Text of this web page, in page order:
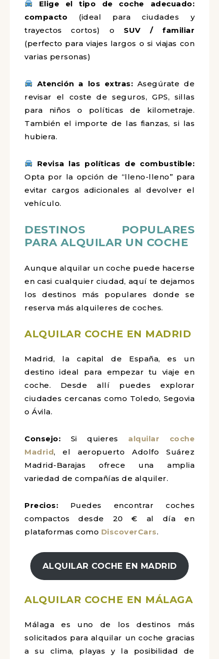
Elige el tipo de coche adecuado:
compacto (ideal para ciudades y
trayectos cortos) o SUV / familiar
(perfecto para viajes largos o si viajas con
varias personas)
Atención a los extras: Asegúrate de
revisar el coste de seguros, GPS, sillas
para niños o políticas de kilometraje.
También el importe de las fianzas, si las
hubiera.
Revisa las políticas de combustible:
Opta por la opción de “lleno-lleno” para
evitar cargos adicionales al devolver el
vehículo.
DESTINOS POPULARES
PARA ALQUILAR UN COCHE
Aunque alquilar un coche puede hacerse
en casi cualquier ciudad, aquí te dejamos
los destinos más populares donde se
reserva más alquileres de coches.
ALQUILAR COCHE EN MADRID
Madrid, la capital de España, es un
destino ideal para empezar tu viaje en
coche. Desde allí puedes explorar
ciudades cercanas como Toledo, Segovia
o Ávila.
Consejo: Si quieres alquilar coche
Madrid, el aeropuerto Adolfo Suárez
Madrid-Barajas ofrece una amplia
variedad de compañías de alquiler.
Precios: Puedes encontrar coches
compactos desde 20 € al día en
plataformas como DiscoverCars.
ALQUILAR COCHE EN MADRID
ALQUILAR COCHE EN MÁLAGA
Málaga es uno de los destinos más
solicitados para alquilar un coche gracias
a su clima, playas y la posibilidad de